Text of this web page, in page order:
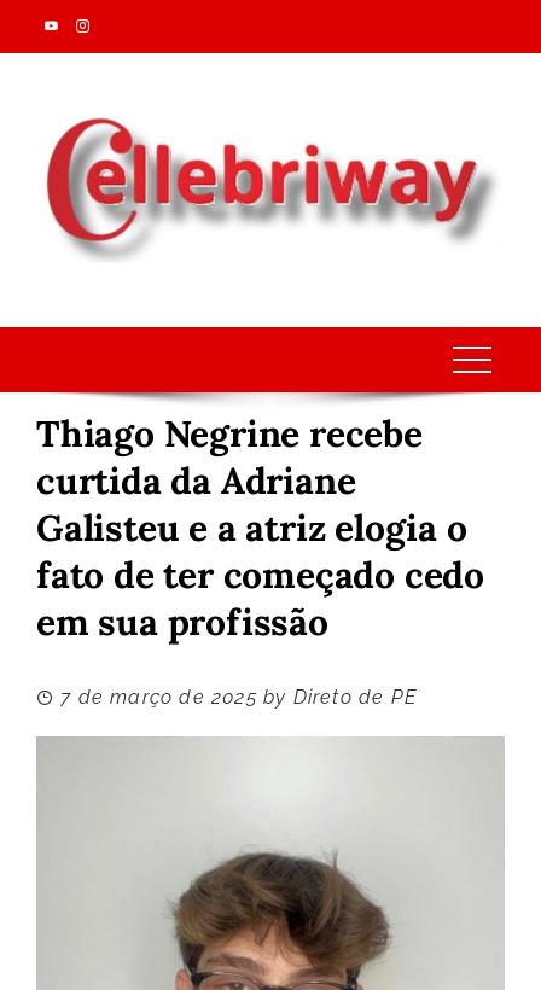
Skip
to
Thiago Negrine recebe
curtida da Adriane
Galisteu e a atriz elogia o
fato de ter começado cedo
em sua profissão
7 de março de 2025 by Direto de PE